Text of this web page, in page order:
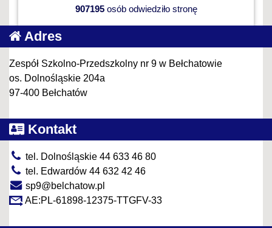
907195osób odwiedziło stronę
Adres
Zespół Szkolno-Przedszkolny nr 9 w Bełchatowie
os. Dolnośląskie 204a
97-400 Bełchatów
Kontakt
tel. Dolnośląskie 44 633 46 80
tel. Edwardów 44 632 42 46
sp9@belchatow.pl
AE:PL-61898-12375-TTGFV-33